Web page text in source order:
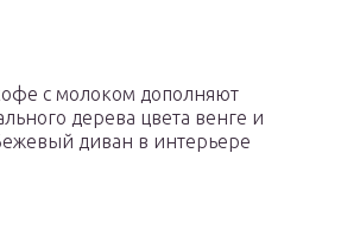
с молоком дополняют
дерева цвета венге и
диван в интерьере